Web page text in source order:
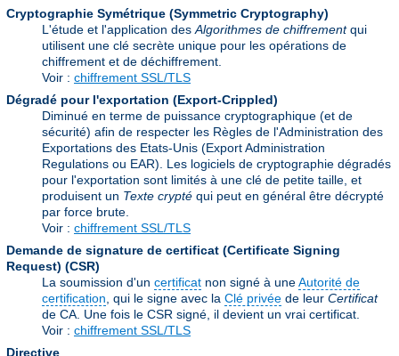
Cryptographie Symétrique (Symmetric Cryptography)
L'étude et l'application des Algorithmes de chiffrementqui
utilisent une clé secrète unique pour les opérations de
chiffrement et de déchiffrement.
Voir : chiffrement SSL/TLS
Dégradé pour l'exportation (Export-Crippled)
Diminué en terme de puissance cryptographique (et de
sécurité) afin de respecter les Règles de l'Administration des
Exportations des Etats-Unis (Export Administration
Regulations ou EAR). Les logiciels de cryptographie dégradés
pour l'exportation sont limités à une clé de petite taille, et
produisent un Texte crypté qui peut en général être décrypté
par force brute.
Voir : chiffrement SSL/TLS
Demande de signature de certificat (Certificate Signing
Request) (CSR)
La soumission d'un certificat non signé à uneAutorité de
certification , qui le signe avec la Clé privée de leur Certificat
de CA. Une fois le CSR signé, il devient un vrai certificat.
Voir : chiffrement SSL/TLS
Directive